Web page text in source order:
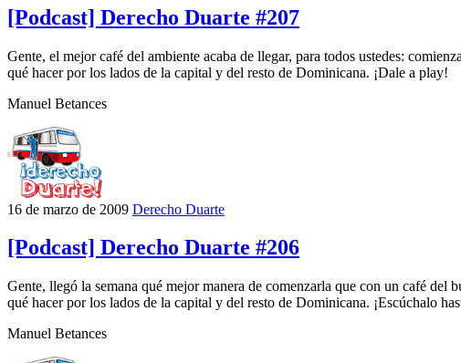
[Podcast] Derecho Duarte #207
Gente, el mejor café del ambiente acaba de llegar, para todos ustedes:
qué hacer por los lados de la capital y del resto de Dominicana. ¡Dale a play!
Manuel Betances
16 de marzo de 2009 Derecho Duarte
[Podcast] Derecho Duarte #206
Gente, llegó la semana qué mejor manera de comenzarla que con un café
qué hacer por los lados de la capital y del resto de Dominicana. ¡Escúchalo
Manuel Betances